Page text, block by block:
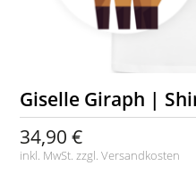
Giselle Giraph |
34,90 €
inkl. MwSt. zzgl.Versandkosten